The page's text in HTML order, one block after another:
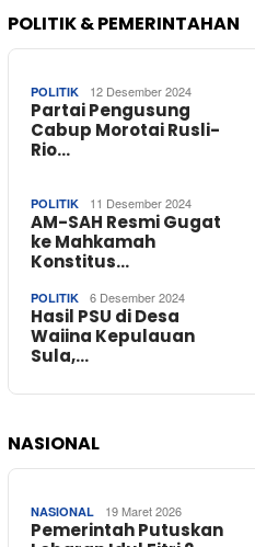
POLITIK & PEMERINTAHAN
POLITIK 12 Desember 2024
Partai Pengusung
Cabup Morotai Rusli-
Rio…
POLITIK 11 Desember 2024
AM-SAH Resmi Gugat
ke Mahkamah
Konstitus…
POLITIK 6 Desember 2024
Hasil PSU di Desa
Waiina Kepulauan
Sula,…
NASIONAL
NASIONAL 19 Maret 2026
Pemerintah Putuskan